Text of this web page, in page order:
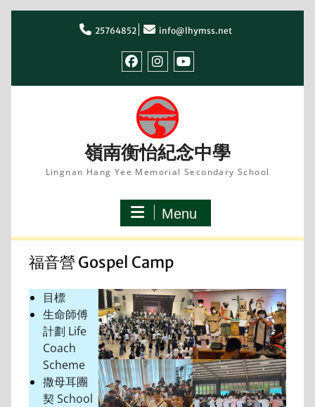
25764852 info@lhymss.net
嶺南衡怡紀念中學
Lingnan Hang Yee Memorial Secondary School
Menu
福音營 Gospel Camp
目標
生命師傅
計劃 Life
Coach
Scheme
撒母耳團
契 School